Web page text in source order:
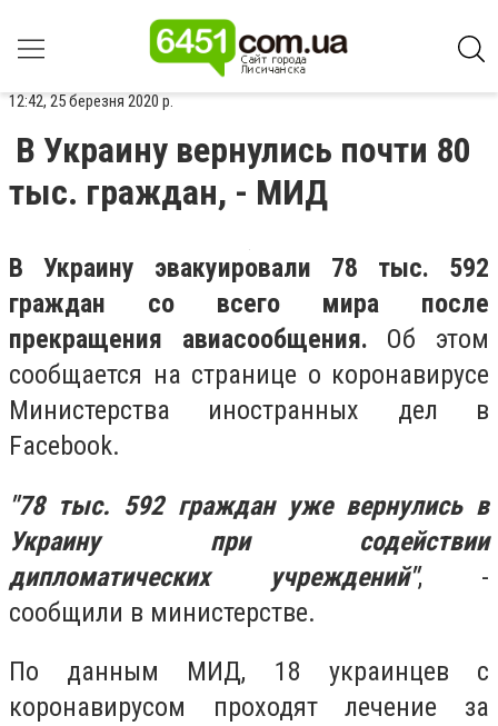
12:42, 25 березня 2020 р.
В Украину вернулись почти 80
тыс. граждан, - МИД
В Украину эвакуировали 78 тыс. 592
граждан со всего мира после
прекращения авиасообщения. Об этом
сообщается на странице о коронавирусе
Министерства иностранных дел в
Facebook.
"78 тыс. 592 граждан уже вернулись в
Украину при содействии
дипломатических учреждений", -
сообщили в министерстве.
По данным МИД, 18 украинцев с
коронавирусом проходят лечение за